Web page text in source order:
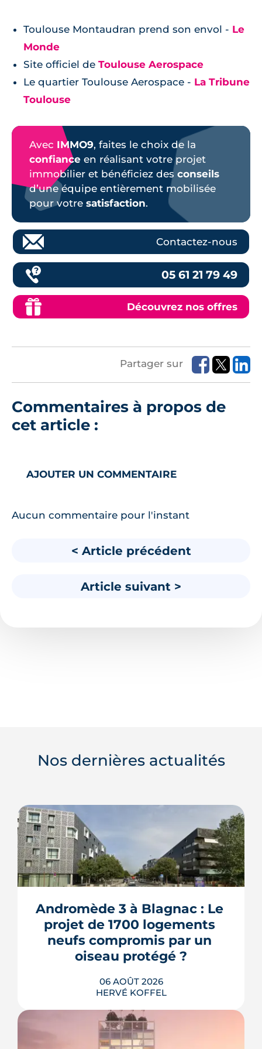
Toulouse Montaudran prend son envol - Le
Monde
Site officiel de Toulouse Aerospace
Le quartier Toulouse Aerospace - La Tribune
Toulouse
Avec IMMO9, faites le choix de la
confiance en réalisant votre projet
immobilier et bénéficiez des conseils
d’une équipe entièrement mobilisée
pour votre satisfaction.
Contactez-nous
05 61 21 79 49
Découvrez nos offres
Partager sur
Commentaires à propos de
cet article :
AJOUTER UN COMMENTAIRE
Aucun commentaire pour l'instant
< Article précédent
Article suivant >
Nos dernières actualités
Andromède 3 à Blagnac : Le
projet de 1700 logements
neufs compromis par un
oiseau protégé ?
06 AOÛT 2026
HERVÉ KOFFEL